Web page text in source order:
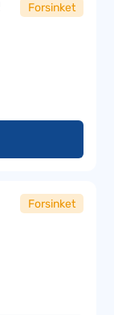
Forsinket
Forsinket